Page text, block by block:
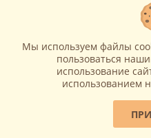
Получай
Топ пользователей
Мы используем файлы
пользоваться
использование
использованием